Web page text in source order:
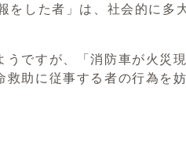
をした者」は、社会的に多
ですが、「消防車が火災
救助に従事する者の行為を